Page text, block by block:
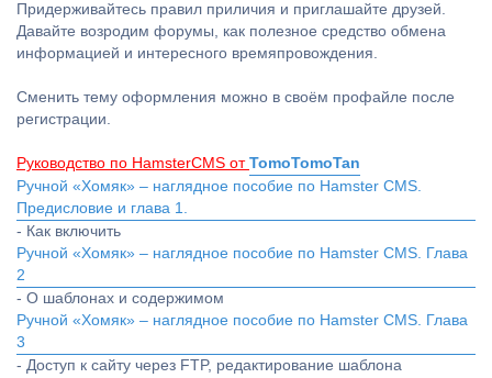
Придерживайтесь правил приличия и приглашайте друзей.
Давайте возродим форумы, как полезное средство обмена
информацией и интересного времяпровождения.
Сменить тему оформления можно в своём профайле после
регистрации.
Руководство по HamsterCMS от TomoTomoTan
Ручной «Хомяк» – наглядное пособие по Hamster CMS.
Предисловие и глава 1.
- Как включить
Ручной «Хомяк» – наглядное пособие по Hamster CMS. Глава
2
- О шаблонах и содержимом
Ручной «Хомяк» – наглядное пособие по Hamster CMS. Глава
3
- Доступ к сайту через FTP, редактирование шаблона